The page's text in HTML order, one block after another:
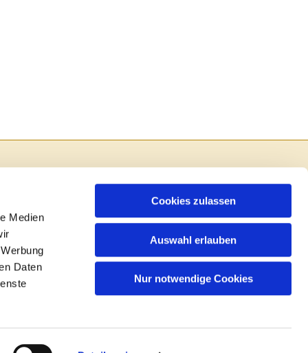
Medien
Daten
Cookies zulassen
Auswahl erlauben
Nur notwendige Cookies